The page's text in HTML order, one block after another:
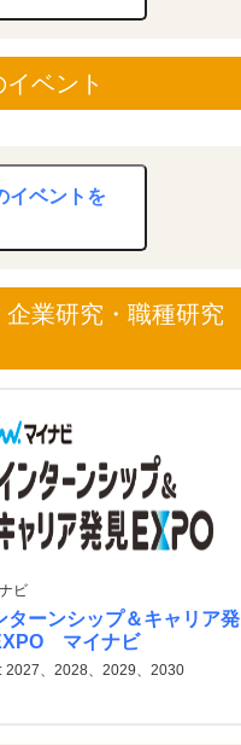
ベント
イベントを
業研究・職種研究
ビ
ターンシップ＆キャリア発
マイナビ
2027、2028、2029、2030